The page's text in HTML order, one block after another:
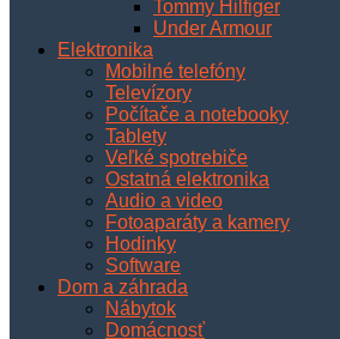
Tommy Hilfiger
Under Armour
Elektronika
Mobilné telefóny
Televízory
Počítače a notebooky
Tablety
Veľké spotrebiče
Ostatná elektronika
Audio a video
Fotoaparáty a kamery
Hodinky
Software
Dom a záhrada
Nábytok
Domácnosť